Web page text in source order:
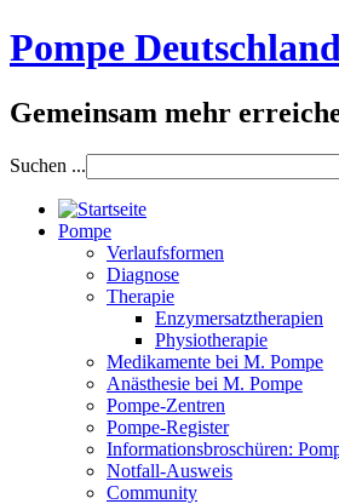
Pompe
Gemeinsam mehr
Suchen ...
Pompe
Verlaufsformen
Diagnose
Therapie
Enzymersatztherapien
Physiotherapie
Medikamente bei M. Pompe
Anästhesie bei M. Pompe
Pompe-Zentren
Pompe-Register
Informationsbroschüren:
Notfall-Ausweis
Community